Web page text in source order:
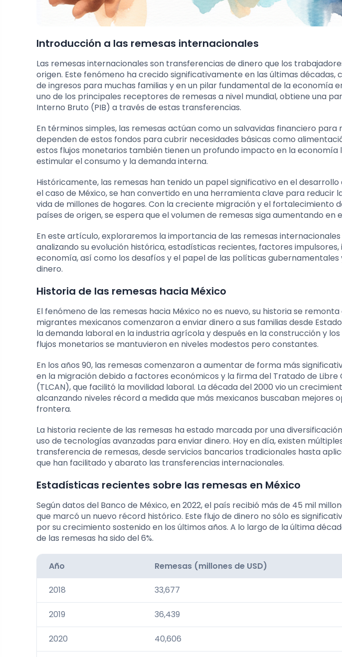
Introducción a las remesas internacionales
Las remesas internacionales son transferencias de dinero que los
origen. Este fenómeno ha crecido significativamente en las últimas décadas,
de ingresos para muchas familias y en un pilar fundamental de la economía
uno de los principales receptores de remesas a nivel mundial, obtiene una
Interno Bruto (PIB) a través de estas transferencias.
En términos simples, las remesas actúan como un salvavidas financiero para
dependen de estos fondos para cubrir necesidades básicas como
estos flujos monetarios también tienen un profundo impacto en la economía
estimular el consumo y la demanda interna.
Históricamente, las remesas han tenido un papel significativo en el
el caso de México, se han convertido en una herramienta clave para reducir
vida de millones de hogares. Con la creciente migración y el fortalecimiento
países de origen, se espera que el volumen de remesas siga aumentando en
En este artículo, exploraremos la importancia de las remesas
analizando su evolución histórica, estadísticas recientes, factores
economía, así como los desafíos y el papel de las políticas
dinero.
Historia de las remesas hacia México
El fenómeno de las remesas hacia México no es nuevo, su historia se remonta
migrantes mexicanos comenzaron a enviar dinero a sus familias desde
la demanda laboral en la industria agrícola y después en la construcción y
flujos monetarios se mantuvieron en niveles modestos pero constantes.
En los años 90, las remesas comenzaron a aumentar de forma más
en la migración debido a factores económicos y la firma del Tratado de
(TLCAN), que facilitó la movilidad laboral. La década del 2000 vio un
alcanzando niveles récord a medida que más mexicanos buscaban mejores
frontera.
La historia reciente de las remesas ha estado marcada por una
uso de tecnologías avanzadas para enviar dinero. Hoy en día, existen
transferencia de remesas, desde servicios bancarios tradicionales hasta
que han facilitado y abarato las transferencias internacionales.
Estadísticas recientes sobre las remesas en México
Según datos del Banco de México, en 2022, el país recibió más de 45 mil
que marcó un nuevo récord histórico. Este flujo de dinero no sólo es
por su crecimiento sostenido en los últimos años. A lo largo de la última
de las remesas ha sido del 6%.
Año Remesas (millones de USD)
2018 33,677
2019 36,439
2020 40,606